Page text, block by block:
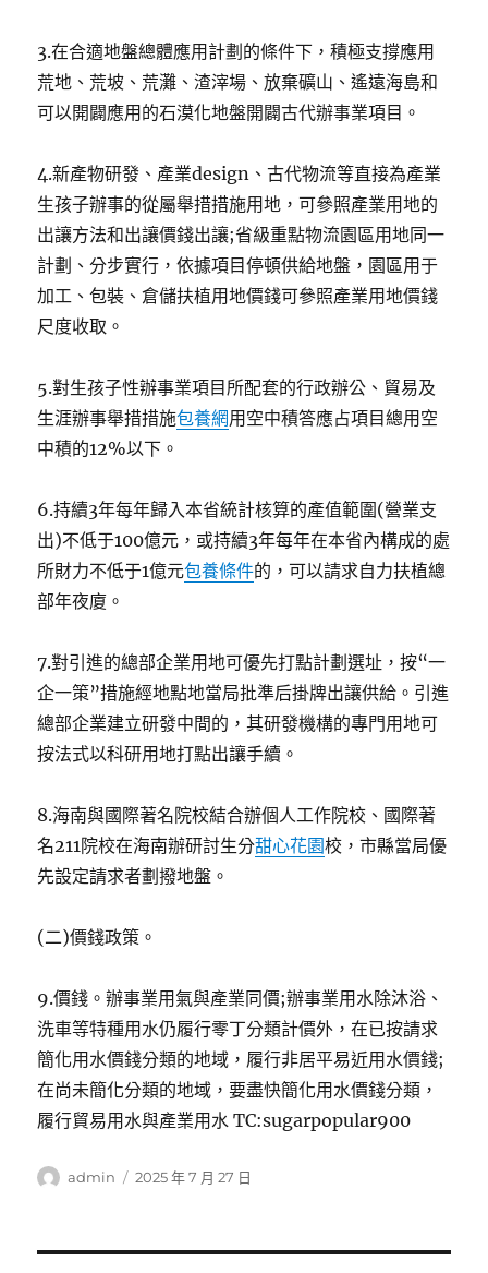
3.在合適地盤總體應用計劃的條件下，積極支撐應用
荒地、荒坡、荒灘、渣滓場、放棄礦山、遙遠海島和
可以開闢應用的石漠化地盤開闢古代辦事業項目。
4.新產物研發、產業design、古代物流等直接為產業
生孩子辦事的從屬舉措措施用地，可參照產業用地的
出讓方法和出讓價錢出讓;省級重點物流園區用地同一
計劃、分步實行，依據項目停頓供給地盤，園區用于
加工、包裝、倉儲扶植用地價錢可參照產業用地價錢
尺度收取。
5.對生孩子性辦事業項目所配套的行政辦公、貿易及
生涯辦事舉措措施包養網用空中積答應占項目總用空
中積的12%以下。
6.持續3年每年歸入本省統計核算的產值範圍(營業支
出)不低于100億元，或持續3年每年在本省內構成的處
所財力不低于1億元包養條件的，可以請求自力扶植總
部年夜廈。
7.對引進的總部企業用地可優先打點計劃選址，按“一
企一策”措施經地點地當局批準后掛牌出讓供給。引進
總部企業建立研發中間的，其研發機構的專門用地可
按法式以科研用地打點出讓手續。
8.海南與國際著名院校結合辦個人工作院校、國際著
名211院校在海南辦研討生分甜心花園校，市縣當局優
先設定請求者劃撥地盤。
(二)價錢政策。
9.價錢。辦事業用氣與產業同價;辦事業用水除沐浴、
洗車等特種用水仍履行零丁分類計價外，在已按請求
簡化用水價錢分類的地域，履行非居平易近用水價錢;
在尚未簡化分類的地域，要盡快簡化用水價錢分類，
履行貿易用水與產業用水 TC:sugarpopular900
作
admin
發
2025 年 7 月 27 日